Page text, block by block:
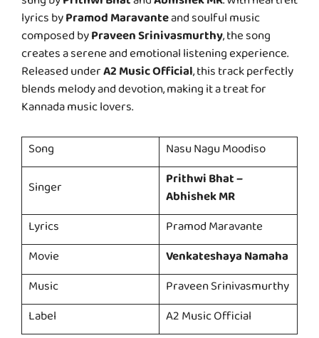
lyrics byPramod Maravanteand soulful music
composed byPraveen Srinivasmurthy, the song
creates a serene and emotional listening experience.
Released underA2 Music Official, this track perfectly
blends melody and devotion, making it a treat for
Kannada music lovers.
Song
Nasu Nagu Moodiso
Singer
Prithwi Bhat –
Abhishek MR
Lyrics
Pramod Maravante
Movie
Venkateshaya Namaha
Music
Praveen Srinivasmurthy
Label
A2 Music Official